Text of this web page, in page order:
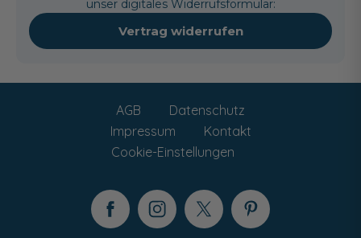
unser digitales Widerrufsformular:
Vertrag widerrufen
AGB
Datenschutz
Impressum
Kontakt
Cookie-Einstellungen